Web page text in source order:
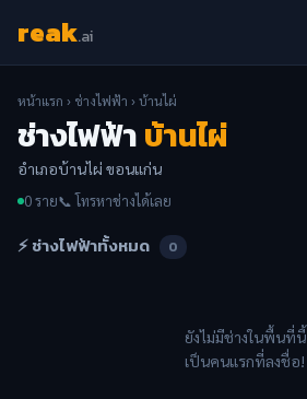
reak.ai
หน้าแรก › ช่างไฟฟ้า › บ้านไผ่
ช่างไฟฟ้าบ้านไผ่
อำเภอบ้านไผ่ ขอนแก่น
0 ราย📞 โทรหาช่างได้เลย
⚡ ช่างไฟฟ้าทั้งหมด 0
ยังไม่มีช่างในพื้นที่นี้
เป็นคนแรกที่ลงชื่อ!